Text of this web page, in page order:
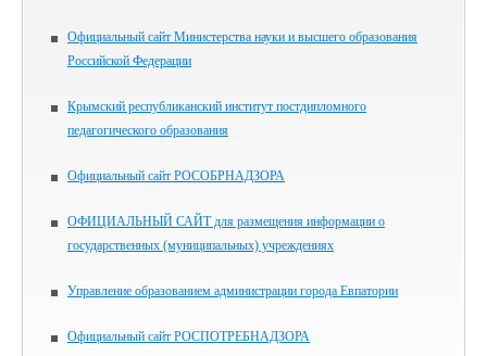
Официальный сайт Министерства науки и высшего образования
Российской Федерации
Крымский республиканский институт постдипломного
педагогического образования
Официальный сайт РОСОБРНАДЗОРА
ОФИЦИАЛЬНЫЙ САЙТ для размещения информации о
государственных (муниципальных) учреждениях
Управление образованием администрации города Евпатории
Официальный сайт РОСПОТРЕБНАДЗОРА